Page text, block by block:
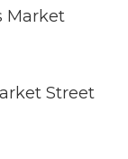
Market
Street